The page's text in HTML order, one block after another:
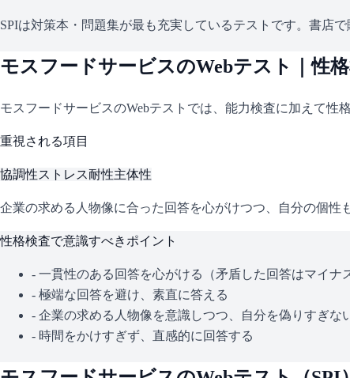
SPIは対策本・問題集が最も充実しているテストです。書店
モスフードサービスのWebテスト｜性
モスフードサービスのWebテストでは、能力検査に加えて性
重視される項目
協調性ストレス耐性主体性
企業の求める人物像に合った回答を心がけつつ、自分の個性
性格検査で意識すべきポイント
- 一貫性のある回答を心がける（矛盾した回答はマイナ
- 極端な回答を避け、素直に答える
- 企業の求める人物像を意識しつつ、自分を偽りすぎな
- 時間をかけすぎず、直感的に回答する